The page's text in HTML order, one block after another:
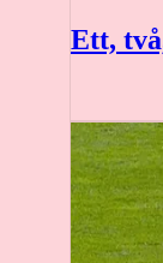
Ett,